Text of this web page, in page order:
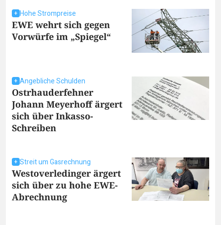
Hohe Strompreise
EWE wehrt sich gegen
Vorwürfe im „Spiegel“
Angebliche Schulden
Ostrhauderfehner
Johann Meyerhoff ärgert
sich über Inkasso-
Schreiben
Streit um Gasrechnung
Westoverledinger ärgert
sich über zu hohe EWE-
Abrechnung